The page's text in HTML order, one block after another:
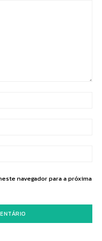
navegador para a próxima